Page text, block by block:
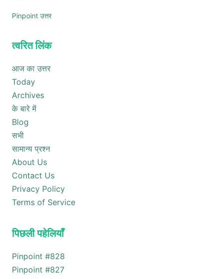
Pinpoint उत्तर
त्वरित लिंक
आज का उत्तर
Today
Archives
के बारे में
Blog
सभी
सामान्य प्रश्न
About Us
Contact Us
Privacy Policy
Terms of Service
पिछली पहेलियाँ
Pinpoint #828
Pinpoint #827